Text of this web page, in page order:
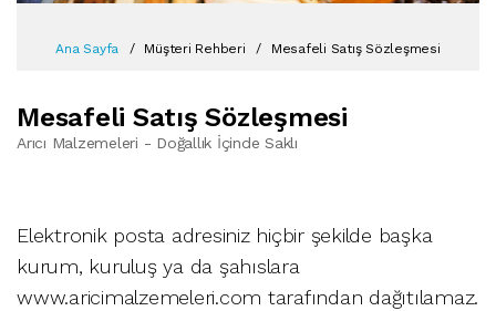
Ana Sayfa Müşteri Rehberi Mesafeli Satış Sözleşmesi
Mesafeli Satış Sözleşmesi
Arıcı Malzemeleri - Doğallık İçinde Saklı
Elektronik posta adresiniz hiçbir şekilde başka
kurum, kuruluş ya da şahıslara
www.aricimalzemeleri.com tarafından dağıtılamaz.